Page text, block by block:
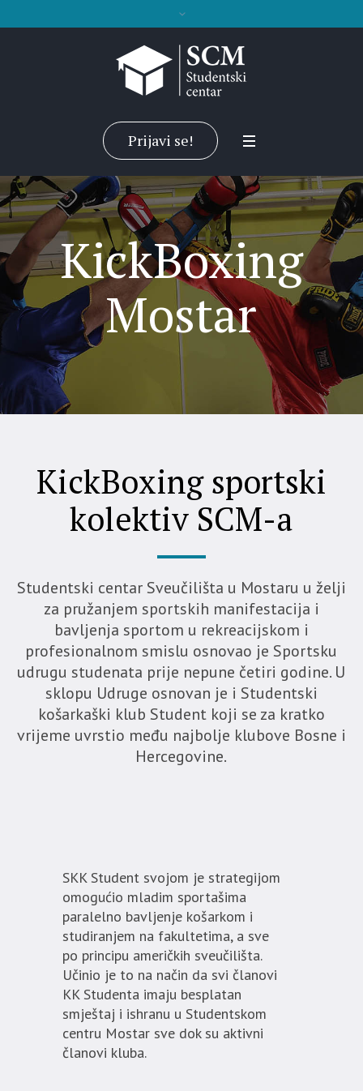
Prijavi se!
KickBoxing
Mostar
KickBoxing sportski
kolektiv SCM-a
Studentski centar Sveučilišta u Mostaru u želji
za pružanjem sportskih manifestacija i
bavljenja sportom u rekreacijskom i
profesionalnom smislu osnovao je Sportsku
udrugu studenata prije nepune četiri godine. U
sklopu Udruge osnovan je i Studentski
košarkaški klub Student koji se za kratko
vrijeme uvrstio među najbolje klubove Bosne i
Hercegovine.
SKK Student svojom je strategijom
omogućio mladim sportašima
paralelno bavljenje košarkom i
studiranjem na fakultetima, a sve
po principu američkih sveučilišta.
Učinio je to na način da svi članovi
KK Studenta imaju besplatan
smještaj i ishranu u Studentskom
centru Mostar sve dok su aktivni
članovi kluba.